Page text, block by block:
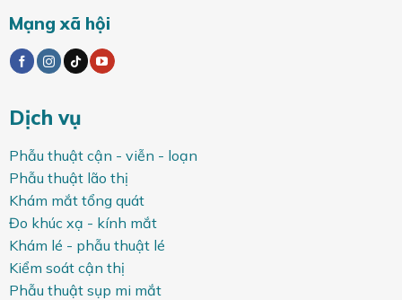
Mạng xã hội
Dịch vụ
Phẫu thuật cận - viễn - loạn
Phẫu thuật lão thị
Khám mắt tổng quát
Đo khúc xạ - kính mắt
Khám lé - phẫu thuật lé
Kiểm soát cận thị
Phẫu thuật sụp mi mắt